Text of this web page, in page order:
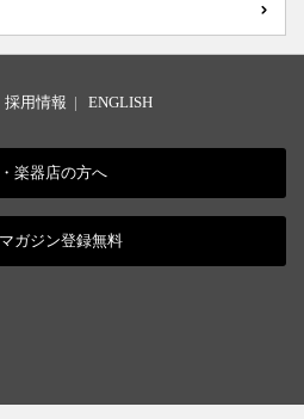
採用情報 | ENGLISH
楽器店の方へ
ガジン登録無料